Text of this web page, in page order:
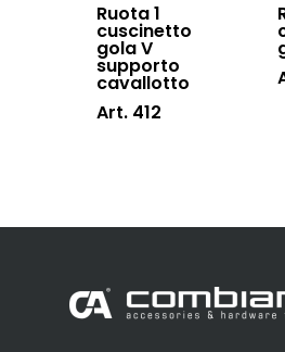
Ruota 1
cuscinetto
gola V
supporto
cavallotto
Art. 412